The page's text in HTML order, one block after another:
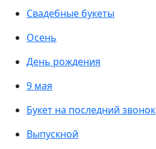
Свадебные букеты
Осень
День рождения
9 мая
Букет на последний звонок
Выпускной